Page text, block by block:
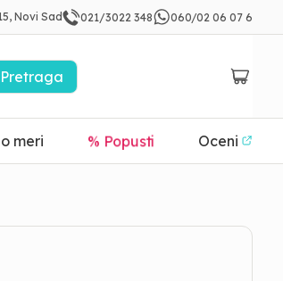
Novi Sad 021/3022 348 060/02 06 07 6
Pretraga
meri % Popusti Oceni